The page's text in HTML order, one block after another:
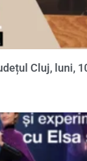
Cluj, luni,